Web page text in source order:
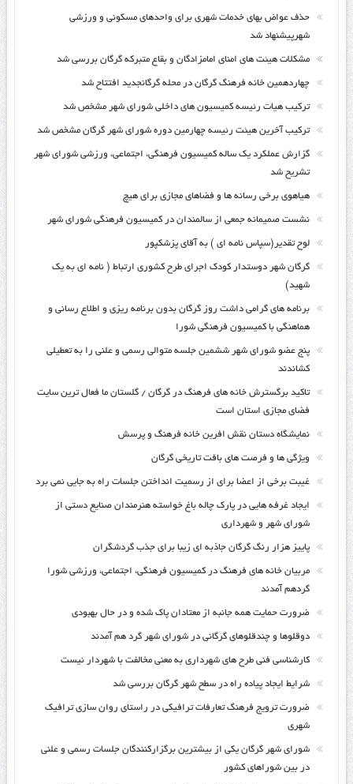
حذف عواض بهای خدمات شهری برای واحدهای مسکونی و ورزشی
شهرپیشنهاد شد
مشکلات هیئت های امنای امامزادگان و بقاع متبرکه گرگان بررسی شد
چهاردهمین خانه فرهنگ گرگان در محله گرگانجدید افتتاح شد
ترکیب هیات رئیسه کمیسیون های داخلی شورای شهر مشخص شد
ترکیب آخرین هیئت رئیسه چهارمین دوره شورای شهر گرگان مشخص شد
گزارش عملکرد یک ساله کمیسیون فرهنگی، اجتماعی، ورزشی شورای شهر
تشریح شد
هیاهوی برخی رسانه ها و فضاهای مجازی برای هیچ
نشست صمیمانه جمعی از سالمندان در کمیسیون فرهنگی شورای شهر
لوح تقدیر(سپاس نامه ای ) به آقای پزشکپور
گرگان شهر دوستدار کودک اجرای طرح کشوری ارتباط ( نامه ای به یک
شهید)
برنامه های گرامی داشت روز گرگان بدون برنامه ریزی و اطلاع رسانی و
هماهنگی با کمیسیون فرهنگی شورا
پنج عضو شورای شهر ششمین جلسه متوالی رسمی و علنی را به تعطیلی
کشاندند
تاکید برگسترش خانه های فرهنگ در گرگان / گلستان ما فعال ترین سایت
فضای مجازی استان است
نمایشگاه دستان نقش افرین خانه فرهنگ و پرسش
ویژگی ها و فرصت های بافت تاریخی گرگان
غیبت برخی از اعضا برای از رسمیت انداختن جلسات راه به جایی نمی برد
ایجاد غرفه هایی در پارک چاله باغ خواسته هنرمندان صنایع دستی از
شورای شهر و شهرداری
پاییز هزار رنگ گرگان جاذبه ای زیبا برای جذب گردشگران
مربیان خانه های فرهنگ در کمیسیون فرهنگی، اجتماعی، ورزشی شورا
گردهم آمدند
ضرورت حمایت همه جانبه از معتادان پاک شده و در حال بهبودی
دوقلوها و چندقلوهای گرگانی در شورای شهر گرد هم آمدند
کارشناسی فنی طرح های شهرداری به معنی مخالفت با شهردار نیست
شرایط ایجاد پیاده راه در سطح شهر گرگان بررسی شد
ضرورت ترویج فرهنگ تعارفات ترافیکی در راستای روان سازی ترافیک
شهری
شورای شهر گرگان یکی از بیشترین برگزارکنندگان جلسات رسمی و علنی
در بین شوراهای کشور